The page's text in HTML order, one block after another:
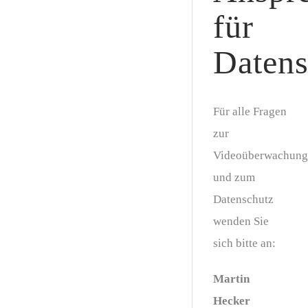
für
Für alle Fragen
zur
Videoüberwachung
und zum
Datenschutz
wenden Sie
sich bitte an:
Martin
Hecker